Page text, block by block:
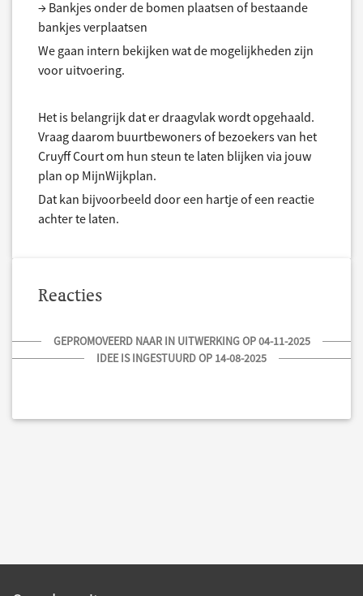
→ Bankjes onder de bomen plaatsen of bestaande
bankjes verplaatsen
We gaan intern bekijken wat de mogelijkheden zijn
voor uitvoering.
Het is belangrijk dat er draagvlak wordt opgehaald.
Vraag daarom buurtbewoners of bezoekers van het
Cruyff Court om hun steun te laten blijken via jouw
plan op MijnWijkplan.
Dat kan bijvoorbeeld door een hartje of een reactie
achter te laten.
Reacties
GEPROMOVEERD NAAR IN UITWERKING OP 04-11-2025
IDEE IS INGESTUURD OP 14-08-2025